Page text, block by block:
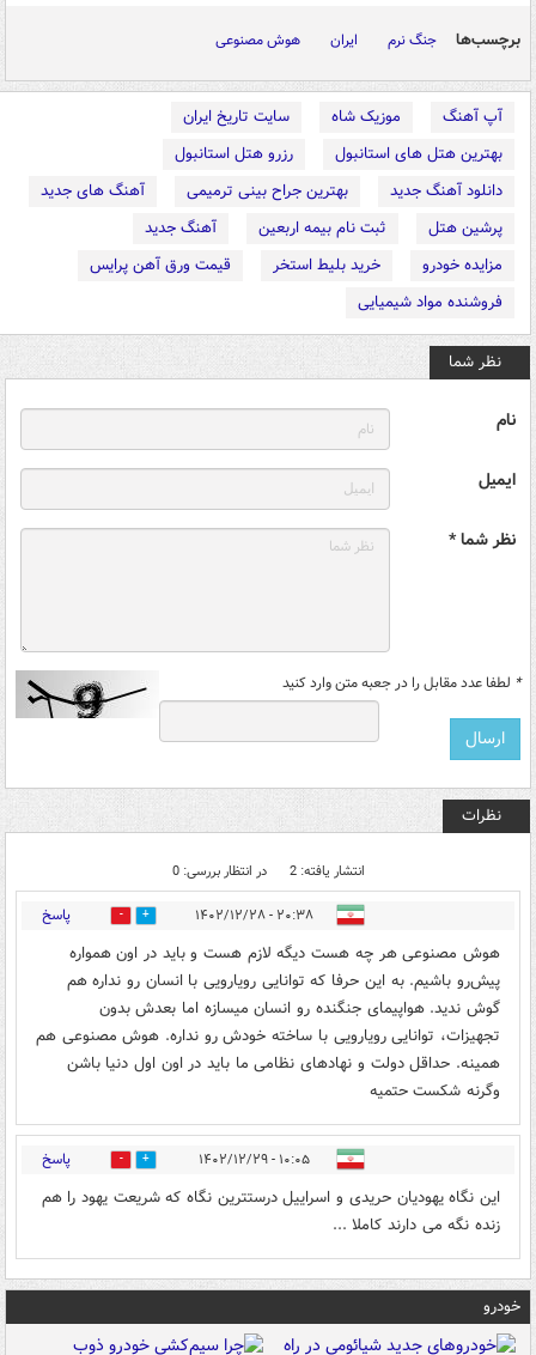
برچسب‌ها جنگ نرم ایران هوش مصنوعی
آپ آهنگ موزیک شاه
سایت تاریخ ایران
بهترین هتل های استانبول
رزرو هتل استانبول
دانلود آهنگ جدید
بهترین جراح بینی ترمیمی
آهنگ های جدید
پرشین هتل
ثبت نام بیمه اربعین
آهنگ جدید
مزایده خودرو
خرید بلیط استخر
قیمت ورق آهن پرایس
فروشنده مواد شیمیایی
نظر شما
نام
ایمیل
نظر شما *
* لطفا عدد مقابل را در جعبه متن وارد کنید
نظرات
انتشار یافته: 2 در انتظار بررسی: 0
۲۰:۳۸ - ۱۴۰۲/۱۲/۲۸ 0 پاسخ
هوش مصنوعی هر چه هست دیگه لازم هست و باید در اون همواره
پیش‌رو باشیم. به این حرفا که توانایی رویارویی با انسان رو نداره هم
گوش ندید. هواپیمای جنگنده رو انسان میسازه اما بعدش بدون
تجهیزات، توانایی رویارویی با ساخته خودش رو نداره. هوش مصنوعی هم
همینه. حداقل دولت و نهادهای نظامی ما باید در اون اول دنیا باشن
وگرنه شکست حتمیه
۱۰:۰۵ - ۱۴۰۲/۱۲/۲۹ 0 پاسخ
این نگاه یهودیان حریدی و اسراییل درستترین نگاه که شریعت یهود را هم
زنده نگه می دارند کاملا ...
خودرو